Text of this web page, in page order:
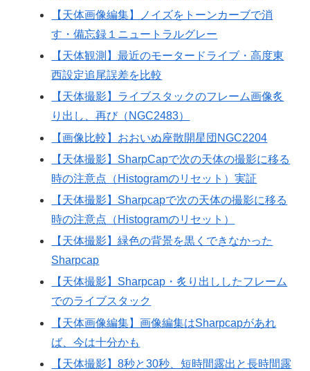
【天体画像編集】ノイズをトーンカーブで消
す・備忘録１ニュートラルグレー
【天体観測】最近のモータードライブ・高度東
西設定追尾誤差を比較
【天体撮影】ライブスタックのフレーム画像炙
り出し、再び（NGC2483）
【画像比較】おおいぬ座散開星団NGC2204
【天体撮影】SharpCapで次の天体の撮影に移る
時の注意点（Histogramのリセット）実証
【天体撮影】Sharpcapで次の天体の撮影に移る
時の注意点（Histogramのリセット）
【天体撮影】緑色の背景を黒くできなかった
Sharpcap
【天体撮影】Sharpcap・炙り出ししたフレーム
でのライブスタック
【天体画像編集】画像編集はSharpcapがあれ
ば、今は十分かも
【天体撮影】8秒と30秒、短時間露出と長時間露